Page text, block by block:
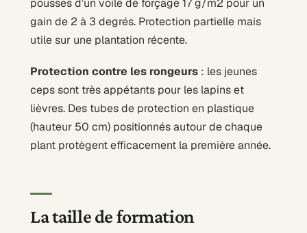
gain de 2 à 3 degrés. Protection partielle mais
utile sur une plantation récente.
Protection contre les rongeurs : les jeunes
ceps sont très appétants pour les lapins et
lièvres. Des tubes de protection en plastique
(hauteur 50 cm) positionnés autour de chaque
plant protègent efficacement la première année.
La taille de formation